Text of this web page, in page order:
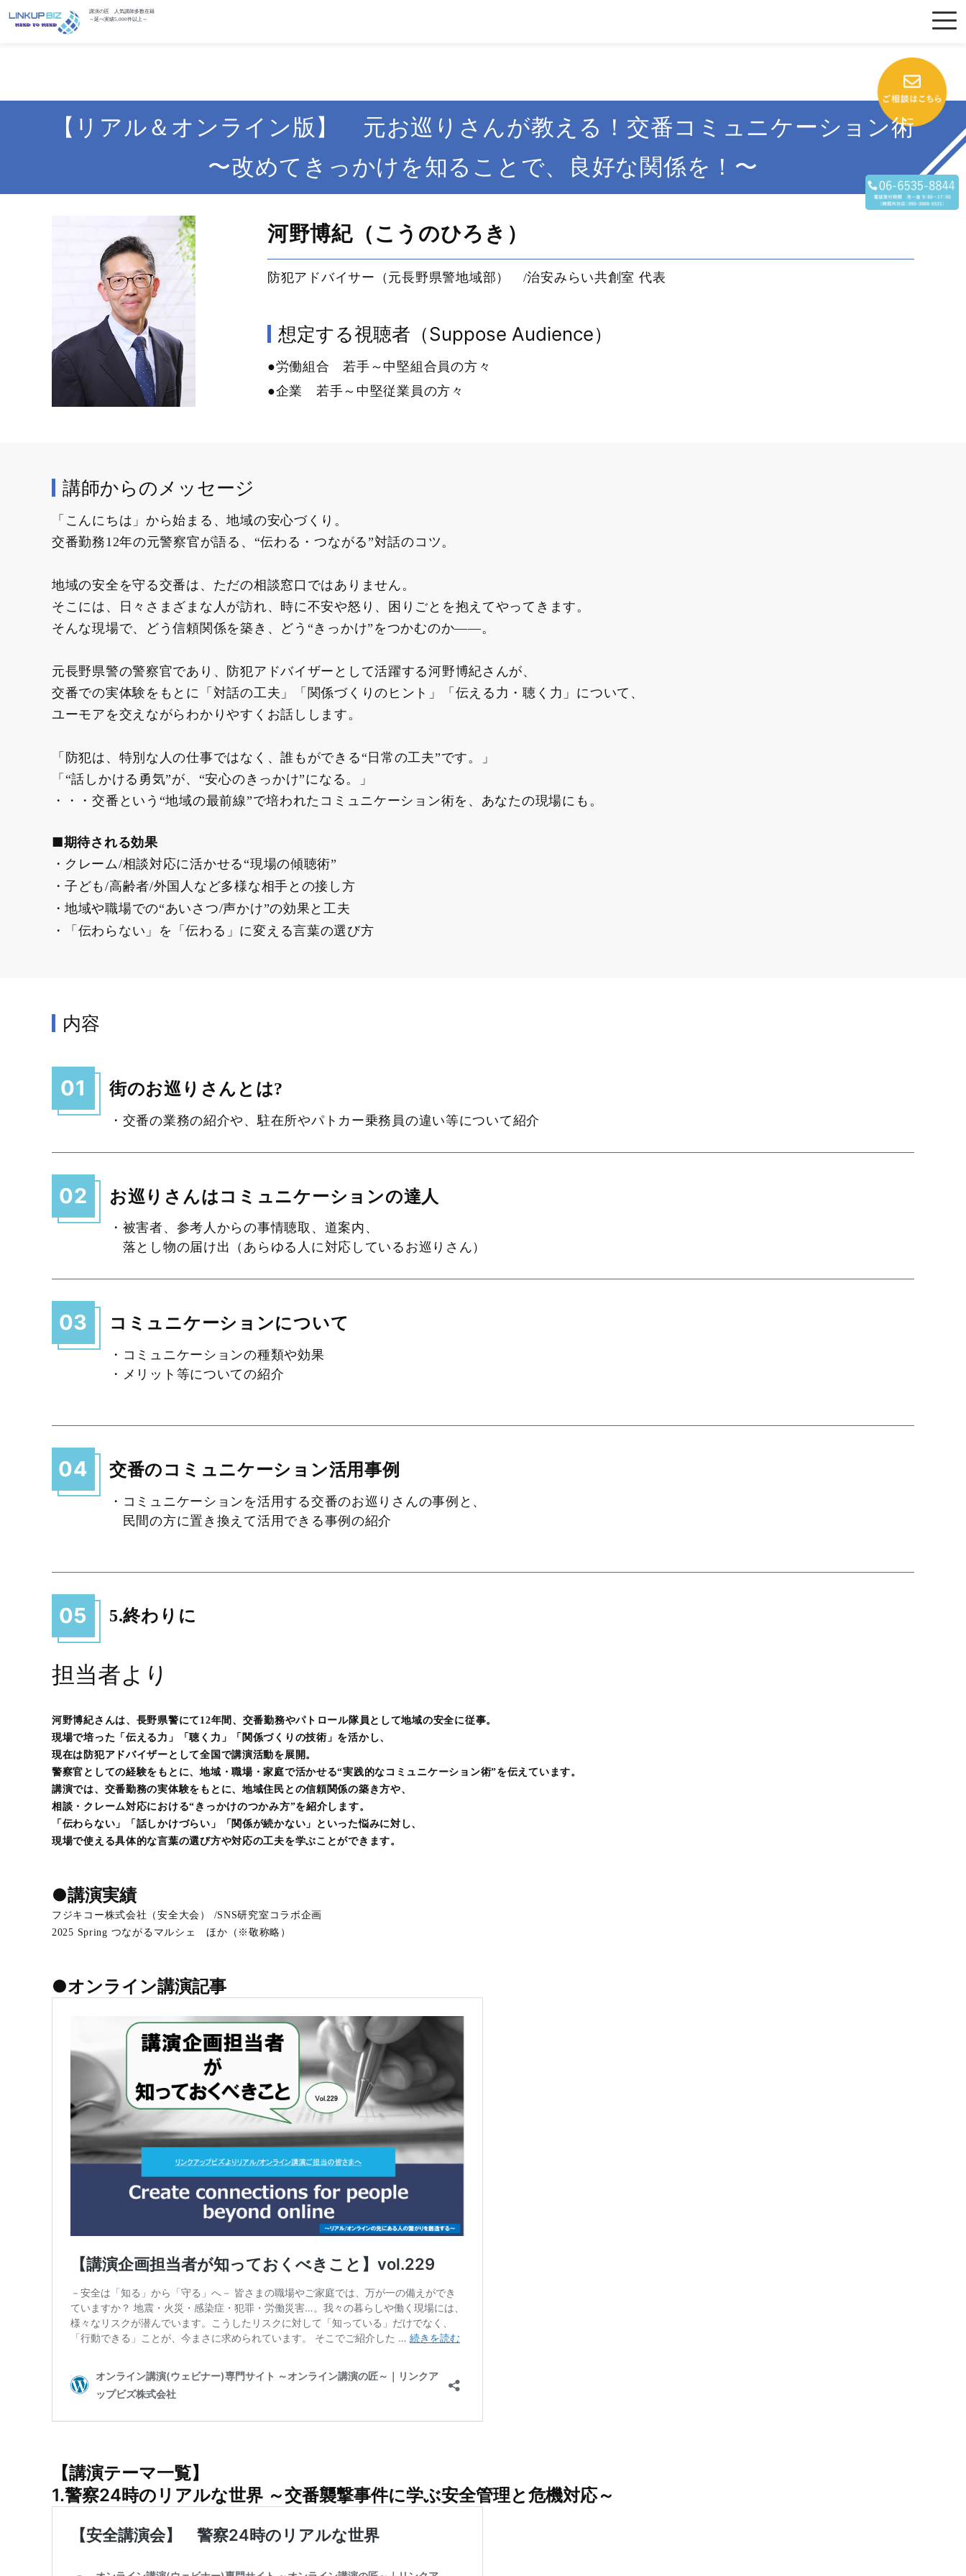
講演の匠 人気講師多数在籍
～延べ実績5,000件以上～
【リアル＆オンライン版】 元お巡りさんが教える！交番コミュニケーション術
〜改めてきっかけを知ることで、良好な関係を！〜
河野博紀（こうのひろき）
防犯アドバイサー（元長野県警地域部） /治安みらい共創室 代表
想定する視聴者（Suppose Audience）
●労働組合 若手～中堅組合員の方々
●企業 若手～中堅従業員の方々
講師からのメッセージ
「こんにちは」から始まる、地域の安心づくり。
交番勤務12年の元警察官が語る、“伝わる・つながる”対話のコツ。
地域の安全を守る交番は、ただの相談窓口ではありません。
そこには、日々さまざまな人が訪れ、時に不安や怒り、困りごとを抱えてやってきます。
そんな現場で、どう信頼関係を築き、どう“きっかけ”をつかむのか――。
元長野県警の警察官であり、防犯アドバイザーとして活躍する河野博紀さんが、
交番での実体験をもとに「対話の工夫」「関係づくりのヒント」「伝える力・聴く力」について、
ユーモアを交えながらわかりやすくお話しします。
「防犯は、特別な人の仕事ではなく、誰もができる“日常の工夫”です。」
「“話しかける勇気”が、“安心のきっかけ”になる。」
・・・交番という“地域の最前線”で培われたコミュニケーション術を、あなたの現場にも。
■期待される効果
クレーム/相談対応に活かせる“現場の傾聴術”
子ども/高齢者/外国人など多様な相手との接し方
地域や職場での“あいさつ/声かけ”の効果と工夫
「伝わらない」を「伝わる」に変える言葉の選び方
内容
01 街のお巡りさんとは?
・交番の業務の紹介や、駐在所やパトカー乗務員の違い等について紹介
02 お巡りさんはコミュニケーションの達人
・被害者、参考人からの事情聴取、道案内、
落とし物の届け出（あらゆる人に対応しているお巡りさん）
03 コミュニケーションについて
・コミュニケーションの種類や効果
・メリット等についての紹介
04 交番のコミュニケーション活用事例
・コミュニケーションを活用する交番のお巡りさんの事例と、
民間の方に置き換えて活用できる事例の紹介
05 5.終わりに
担当者より
河野博紀さんは、長野県警にて12年間、交番勤務やパトロール隊員として地域の安全に従事。
現場で培った「伝える力」「聴く力」「関係づくりの技術」を活かし、
現在は防犯アドバイザーとして全国で講演活動を展開。
警察官としての経験をもとに、地域・職場・家庭で活かせる“実践的なコミュニケーション術”を伝えています。
講演では、交番勤務の実体験をもとに、地域住民との信頼関係の築き方や、
相談・クレーム対応における“きっかけのつかみ方”を紹介します。
「伝わらない」「話しかけづらい」「関係が続かない」といった悩みに対し、
現場で使える具体的な言葉の選び方や対応の工夫を学ぶことができます。
●講演実績
フジキコー株式会社（安全大会） /SNS研究室コラボ企画
2025 Spring つながるマルシェ ほか（※敬称略）
●オンライン講演記事
【講演テーマ一覧】
1.警察24時のリアルな世界 ～交番襲撃事件に学ぶ安全管理と危機対応～